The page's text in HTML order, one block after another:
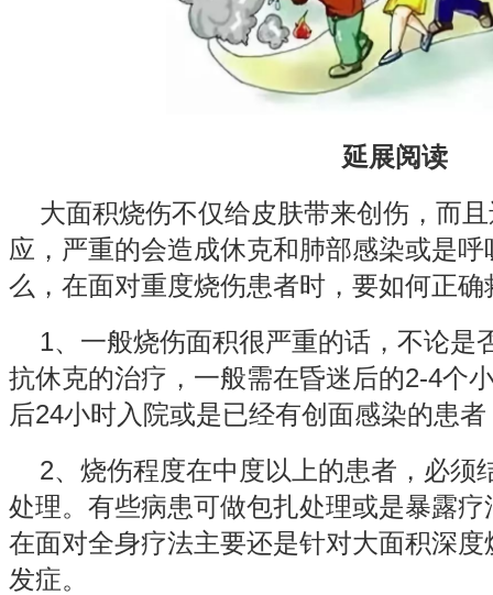
延展阅读
大面积烧伤不仅给皮肤带来创伤，而
应，严重的会造成休克和肺部感染或是
么，在面对重度烧伤患者时，要如何正确
1、一般烧伤面积很严重的话，不论是
抗休克的治疗，一般需在昏迷后的2-4个
后24小时入院或是已经有创面感染的患
2、烧伤程度在中度以上的患者，必须
处理。有些病患可做包扎处理或是暴露
在面对全身疗法主要还是针对大面积深
发症。